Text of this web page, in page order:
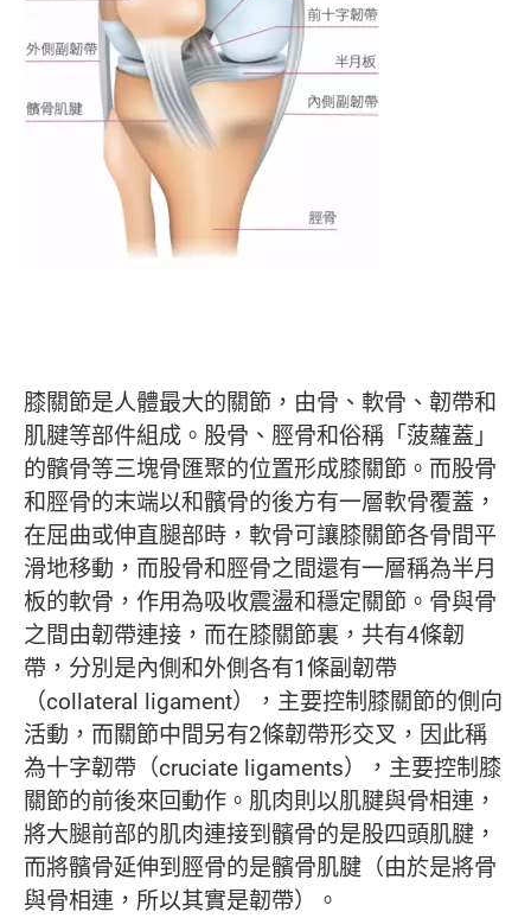
膝關節是人體最大的關節，由骨、軟骨、韌帶和
肌腱等部件組成。股骨、脛骨和俗稱「菠蘿蓋」
的髕骨等三塊骨匯聚的位置形成膝關節。而股骨
和脛骨的末端以和髕骨的後方有一層軟骨覆蓋，
在屈曲或伸直腿部時，軟骨可讓膝關節各骨間平
滑地移動，而股骨和脛骨之間還有一層稱為半月
板的軟骨，作用為吸收震盪和穩定關節。骨與骨
之間由韌帶連接，而在膝關節裏，共有4條韌
帶，分別是內側和外側各有1條副韌帶
（collateral ligament），主要控制膝關節的側向
活動，而關節中間另有2條韌帶形交叉，因此稱
為十字韌帶（cruciate ligaments），主要控制膝
關節的前後來回動作。肌肉則以肌腱與骨相連，
將大腿前部的肌肉連接到髕骨的是股四頭肌腱，
而將髕骨延伸到脛骨的是髕骨肌腱（由於是將骨
與骨相連，所以其實是韌帶）。